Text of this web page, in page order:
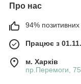
Про нас
94% позитивних
Працює з
м. Харків
пр.Перемоги,